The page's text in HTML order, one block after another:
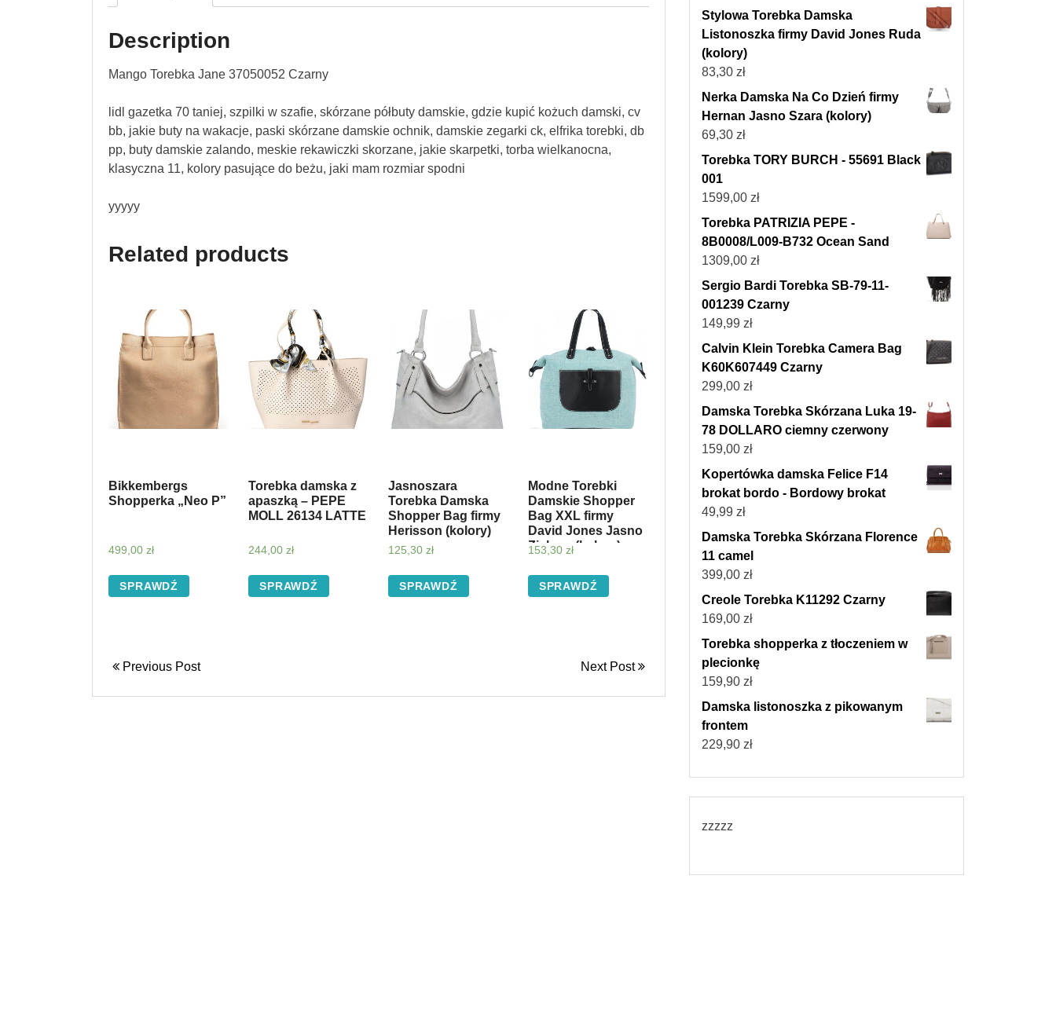
Description
Mango Torebka Jane 37050052 Czarny
lidl gazetka 70 taniej, szpilki w szafie, skórzane półbuty damskie, gdzie kupić kożuch damski, cv
bb, jakie buty na wakacje, paski skórzane damskie ochnik, damskie zegarki ck, elfrika torebki, db
pp, buty damskie zalando, meskie rekawiczki skorzane, jakie skarpetki, torba wielkanocna,
klasyczna 11, kolory pasujące do beżu, jaki mam rozmiar spodni
yyyyy
Related products
Bikkembergs
Shopperka „Neo P”
499,00 zł
SPRAWDŹ
Torebka damska z
apaszką – PEPE
MOLL 26134 LATTE
244,00 zł
SPRAWDŹ
Jasnoszara
Torebka Damska
Shopper Bag firmy
Herisson (kolory)
125,30 zł
SPRAWDŹ
Modne Torebki
Damskie Shopper
Bag XXL firmy
David Jones Jasno
Zielone (kolory)
153,30 zł
SPRAWDŹ
Previous Post Next Post
Stylowa Torebka Damska
Listonoszka firmy David Jones Ruda
(kolory)
83,30 zł
Nerka Damska Na Co Dzień firmy
Hernan Jasno Szara (kolory)
69,30 zł
Torebka TORY BURCH - 55691 Black
001
1599,00 zł
Torebka PATRIZIA PEPE -
8B0008/L009-B732 Ocean Sand
1309,00 zł
Sergio Bardi Torebka SB-79-11-
001239 Czarny
149,99 zł
Calvin Klein Torebka Camera Bag
K60K607449 Czarny
299,00 zł
Damska Torebka Skórzana Luka 19-
78 DOLLARO ciemny czerwony
159,00 zł
Kopertówka damska Felice F14
brokat bordo - Bordowy brokat
49,99 zł
Damska Torebka Skórzana Florence
11 camel
399,00 zł
Creole Torebka K11292 Czarny
169,00 zł
Torebka shopperka z tłoczeniem w
plecionkę
159,90 zł
Damska listonoszka z pikowanym
frontem
229,90 zł
zzzzz